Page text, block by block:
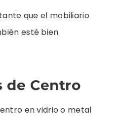
que el mobiliario
esté bien
de Centro
en vidrio o metal